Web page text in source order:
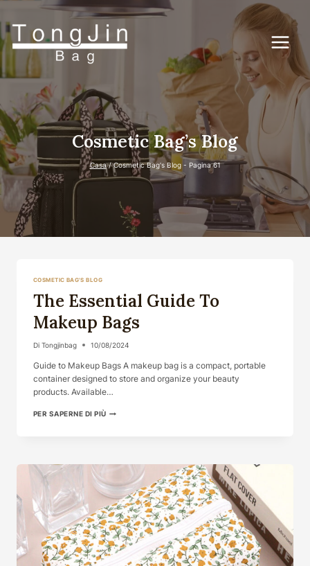
al
contenuto
Cosmetic Bag’s Blog
Casa / Cosmetic Bag's Blog- Pagina 61
COSMETIC BAG'S BLOG
The Essential Guide To
Makeup Bags
Di Tongjinbag 10/08/2024
Guide to Makeup Bags A makeup bag is a compact, portable
container designed to store and organize your beauty
products. Available…
PER SAPERNE DI PIÙTHE
BAGS